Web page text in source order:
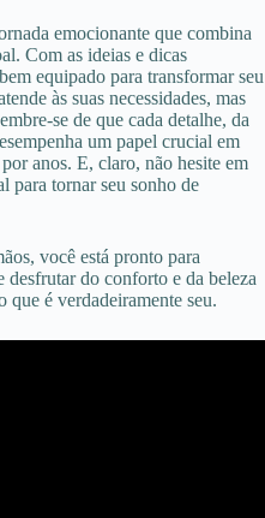
emocionante que combina
Com as ideias e dicas
equipado para transformar seu
às suas necessidades, mas
se de que cada detalhe, da
um papel crucial em
anos. E, claro, não hesite em
para tornar seu sonho de
você está pronto para
desfrutar do conforto e da beleza
que é verdadeiramente seu.